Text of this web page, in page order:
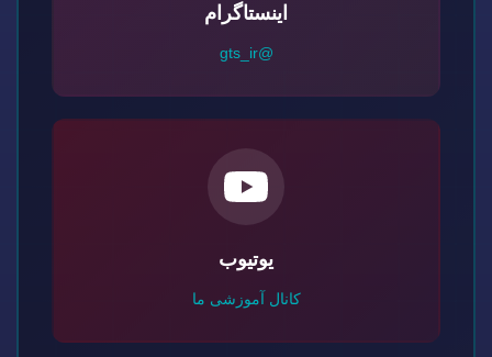
اینستاگرام
@gts_ir
یوتیوب
کانال آموزشی ما